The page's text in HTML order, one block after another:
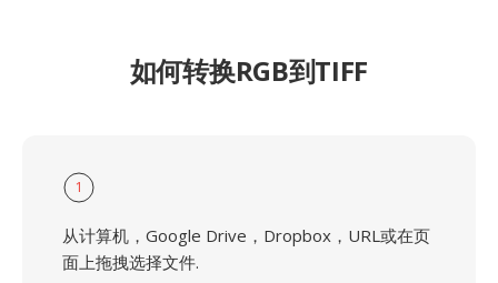
如何转换RGB到TIFF
1
从计算机，Google Drive，Dropbox，URL或在页
面上拖拽选择文件.